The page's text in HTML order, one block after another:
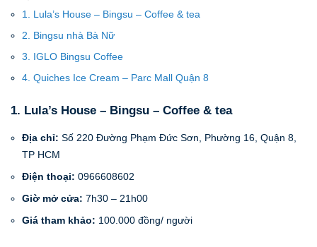
1. Lula’s House – Bingsu – Coffee & tea
2. Bingsu nhà Bà Nữ
3. IGLO Bingsu Coffee
4. Quiches Ice Cream – Parc Mall Quận 8
1. Lula’s House – Bingsu – Coffee & tea
Địa chỉ: Số 220 Đường Phạm Đức Sơn, Phường 16, Quận 8,
TP HCM
Điện thoại: 0966608602
Giờ mở cửa: 7h30 – 21h00
Giá tham khảo: 100.000 đồng/ người